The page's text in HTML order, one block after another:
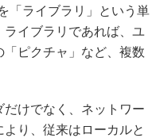
「ライブラリ」という単
イブラリであれば、ユ
ピクチャ」など、複数
けでなく、ネットワー
り、従来はローカルと